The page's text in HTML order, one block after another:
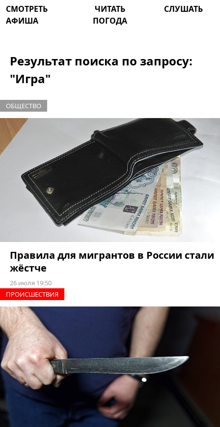
СМОТРЕТЬ ЧИТАТЬ
СЛУШАТЬ
АФИША
ПОГОДА
Результат поиска по запросу:
"Игра"
ОБЩЕСТВО
Правила для мигрантов в России стали
жёстче
26 июля 19:50
ПРОИCШЕСТВИЯ